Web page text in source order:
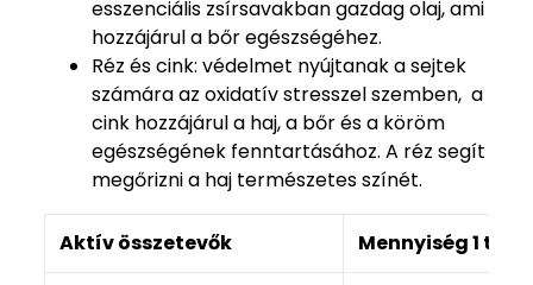
esszenciális zsírsavakban gazdag olaj, ami
hozzájárul a bőr egészségéhez.
Réz és cink: védelmet nyújtanak a sejtek
számára az oxidatív stresszel szemben, a
cink hozzájárul a haj, a bőr és a köröm
egészségének fenntartásához. A réz segít
megőrizni a haj természetes színét.
Aktív összetevők Mennyiség 1